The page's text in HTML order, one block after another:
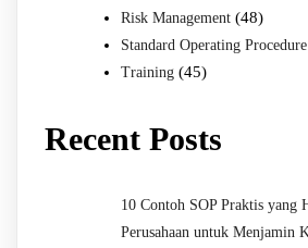
Risk Management (48)
Standard Operating Procedure
Training (45)
Recent Posts
10 Contoh SOP Praktis yang
Perusahaan untuk Menjamin